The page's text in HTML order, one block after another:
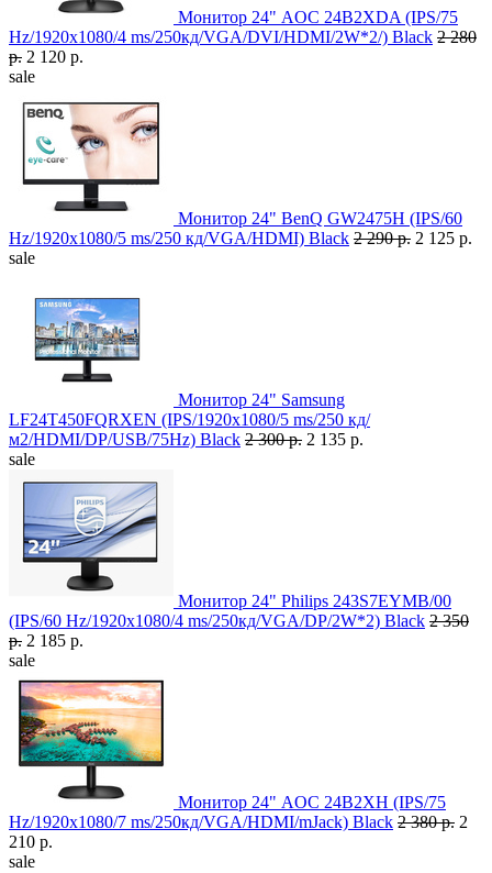
Монитор 24" AOC 24B2XDA (IPS/75
Hz/1920x1080/4 ms/250кд/VGA/DVI/HDMI/2W*2/) Black 2 280
р. 2 120 р.
sale
Монитор 24" BenQ GW2475H (IPS/60
Hz/1920x1080/5 ms/250 кд/VGA/HDMI) Black 2 290 р. 2 125 р.
sale
Монитор 24" Samsung
LF24T450FQRXEN (IPS/1920x1080/5 ms/250 кд/
м2/HDMI/DP/USB/75Hz) Black 2 300 р. 2 135 р.
sale
Монитор 24" Philips 243S7EYMB/00
(IPS/60 Hz/1920x1080/4 ms/250кд/VGA/DP/2W*2) Black 2 350
р. 2 185 р.
sale
Монитор 24" AOC 24B2XH (IPS/75
Hz/1920x1080/7 ms/250кд/VGA/HDMI/mJack) Black 2 380 р. 2
210 р.
sale